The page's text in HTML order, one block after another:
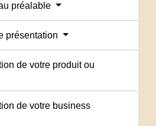
préalable
présentation
de votre produit ou
de votre business